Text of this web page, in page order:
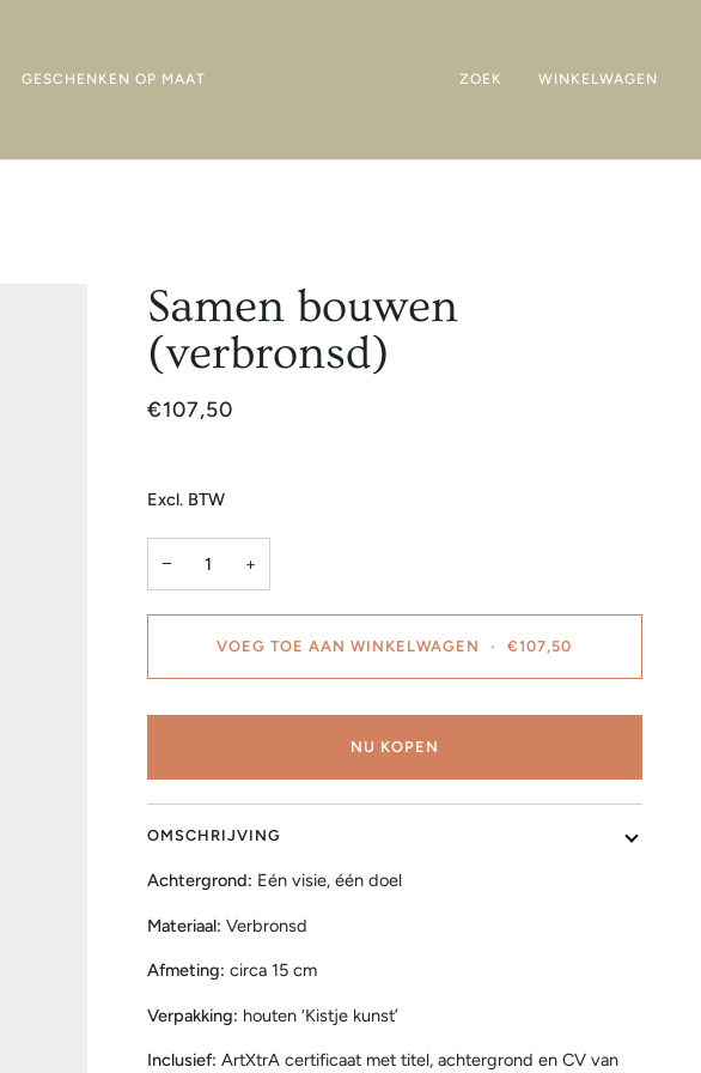
GESCHENKEN OP MAAT ZOEK WINKELWAGEN
Samen bouwen
(verbronsd)
€107,50
Excl. BTW
− +
VOEG TOE AAN WINKELWAGEN • €107,50
NU KOPEN
OMSCHRIJVING
Achtergrond: Eén visie, één doel
Materiaal: Verbronsd
Afmeting: circa 15 cm
Verpakking: houten ‘Kistje kunst’
Inclusief: ArtXtrA certificaat met titel, achtergrond en CV van